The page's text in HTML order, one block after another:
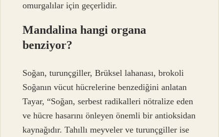
omurgalılar için geçerlidir.
Mandalina hangi organa
benziyor?
Soğan, turunçgiller, Brüksel lahanası, brokoli
Soğanın vücut hücrelerine benzediğini anlatan
Tayar, “Soğan, serbest radikalleri nötralize eden
ve hücre hasarını önleyen önemli bir antioksidan
kaynağıdır. Tahıllı meyveler ve turunçgiller ise